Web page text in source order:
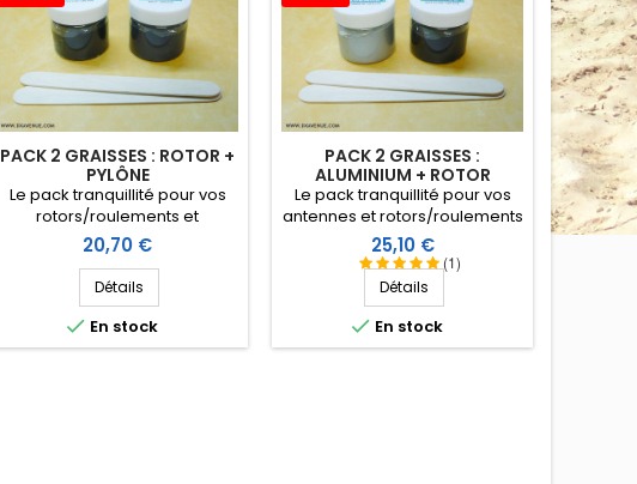
PACK 2 GRAISSES : ROTOR +
PYLÔNE
Le pack tranquillité pour vos
rotors/roulements et
pylônes/câbles avec ces 2
graisses (rotor et pylône) à
prix réduit.
Prix
20,70 €
Détails
 En stock
PACK 2 GRAISSES :
ALUMINIUM + ROTOR
(1)
Le pack tranquillité pour vos
antennes et rotors/roulements
avec ces 2 graisses
(aluminium et rotor) à prix
réduit.
Prix
25,10 €
Détails
 En stock